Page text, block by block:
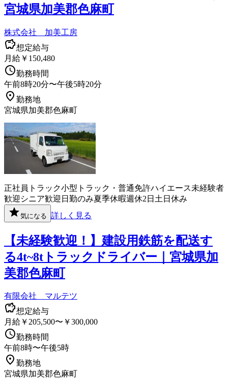
宮城県加美郡色麻町
株式会社 加美工房
想定給与
月給￥150,480
勤務時間
午前8時20分〜午後5時20分
勤務地
宮城県加美郡色麻町
正社員 トラック小型トラック・普通免許ハイエース未経験者
歓迎 シニア歓迎 日勤のみ夏季休暇週休2日 土日休み
気になる 詳しく見る
【未経験歓迎！】建設用鉄筋を配送す
る4t~8tトラックドライバー｜宮城県加
美郡色麻町
有限会社 マルテツ
想定給与
月給￥205,500〜￥300,000
勤務時間
午前8時〜午後5時
勤務地
宮城県加美郡色麻町